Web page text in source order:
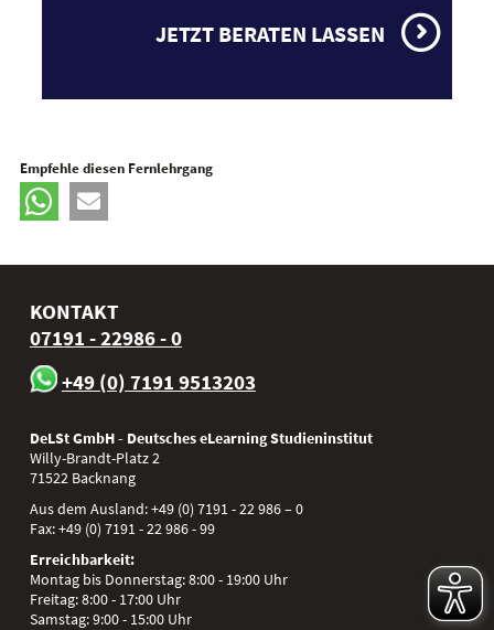
JETZT BERATEN LASSEN
Empfehle diesen Fernlehrgang
KONTAKT
07191 - 22986 - 0
+49 (0) 7191 9513203
DeLSt GmbH - Deutsches eLearning Studieninstitut
Willy-Brandt-Platz 2
71522 Backnang
Aus dem Ausland:+49 (0) 7191 - 22 986 – 0
Fax:+49 (0) 7191 - 22 986 - 99
Erreichbarkeit:
Montag bis Donnerstag: 8:00 - 19:00 Uhr
Freitag: 8:00 - 17:00 Uhr
Samstag: 9:00 - 15:00 Uhr